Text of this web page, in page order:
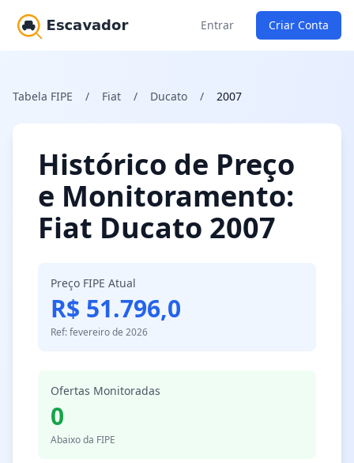
Entrar Criar Conta
Tabela FIPE / Fiat / Ducato / 2007
Histórico de Preço
e Monitoramento:
Fiat Ducato 2007
Preço FIPE Atual
R$ 51.796,0
Ref: fevereiro de 2026
Ofertas Monitoradas
0
Abaixo da FIPE